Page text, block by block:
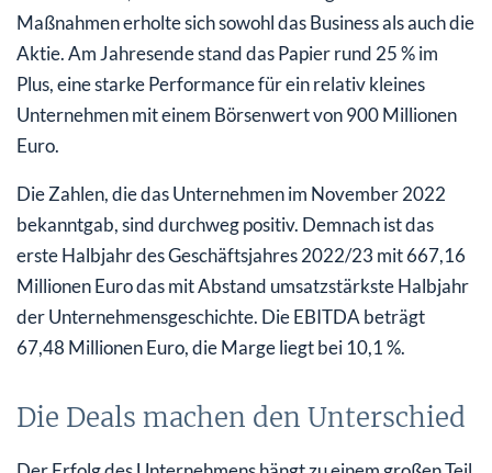
Maßnahmen erholte sich sowohl das Business als auch die
Aktie. Am Jahresende stand das Papier rund 25 % im
Plus, eine starke Performance für ein relativ kleines
Unternehmen mit einem Börsenwert von 900 Millionen
Euro.
Die Zahlen, die das Unternehmen im November 2022
bekanntgab, sind durchweg positiv. Demnach ist das
erste Halbjahr des Geschäftsjahres 2022/23 mit 667,16
Millionen Euro das mit Abstand umsatzstärkste Halbjahr
der Unternehmensgeschichte. Die EBITDA beträgt
67,48 Millionen Euro, die Marge liegt bei 10,1 %.
Die Deals machen den Unterschied